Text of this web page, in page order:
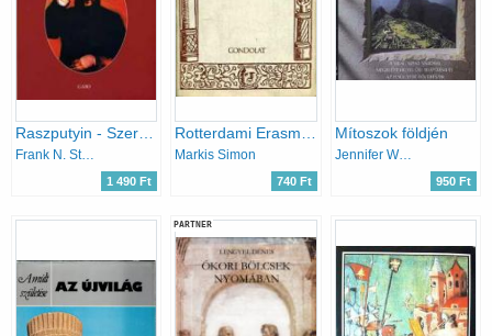
Frank N. Stein
1 490 Ft
Markis Simon
740 Ft
Mítoszok földjén
Jennifer Westwood
950 Ft
PARTNER